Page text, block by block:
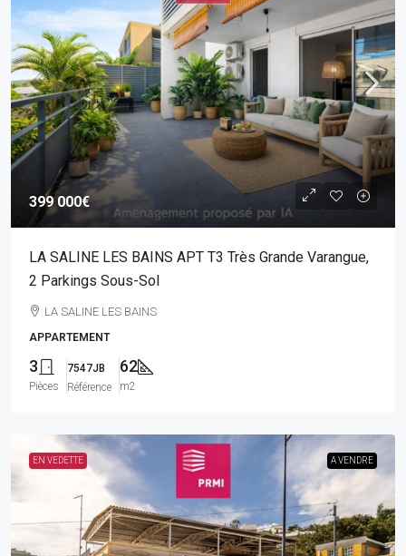
399 000€
LA SALINE LES BAINS APT T3 Très Grande Varangue,
2 Parkings Sous-Sol
LA SALINE LES BAINS
APPARTEMENT
3
Pièces
7547JB
Référence
62
m2
EN VEDETTE A VENDRE